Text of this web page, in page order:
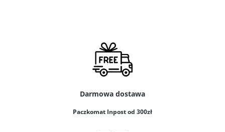
Darmowa dostawa
Paczkomat Inpost od 300zł